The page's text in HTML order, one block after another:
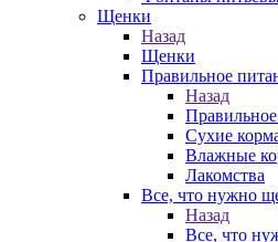
Щенки
Назад
Щенки
Правильное
Назад
Сухие
Влажные
Лакомства
Все, что нужно
Назад
Все, что